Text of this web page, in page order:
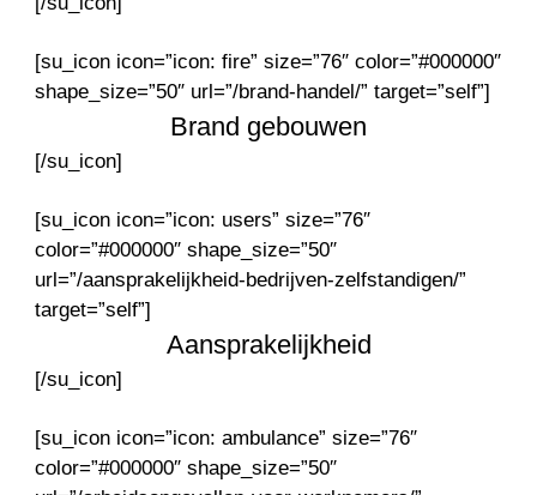
[su_icon icon=”icon: fire” size=”76″ color=”#000000″
shape_size=”50″ url=”/brand-handel/” target=”self”]
Brand gebouwen
[/su_icon]
[su_icon icon=”icon: users” size=”76″
color=”#000000″ shape_size=”50″
url=”/aansprakelijkheid-bedrijven-zelfstandigen/”
target=”self”]
Aansprakelijkheid
[/su_icon]
[su_icon icon=”icon: ambulance” size=”76″
color=”#000000″ shape_size=”50″